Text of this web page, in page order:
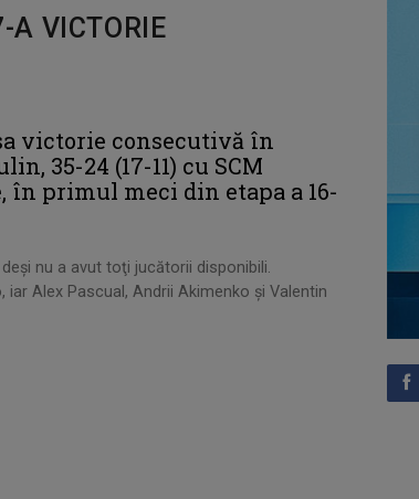
A VICTORIE
victorie consecutivă în
35-24 (17-11) cu SCM
în primul meci din etapa a 16-
nu a avut toţi jucătorii disponibili.
Alex Pascual, Andrii Akimenko şi Valentin